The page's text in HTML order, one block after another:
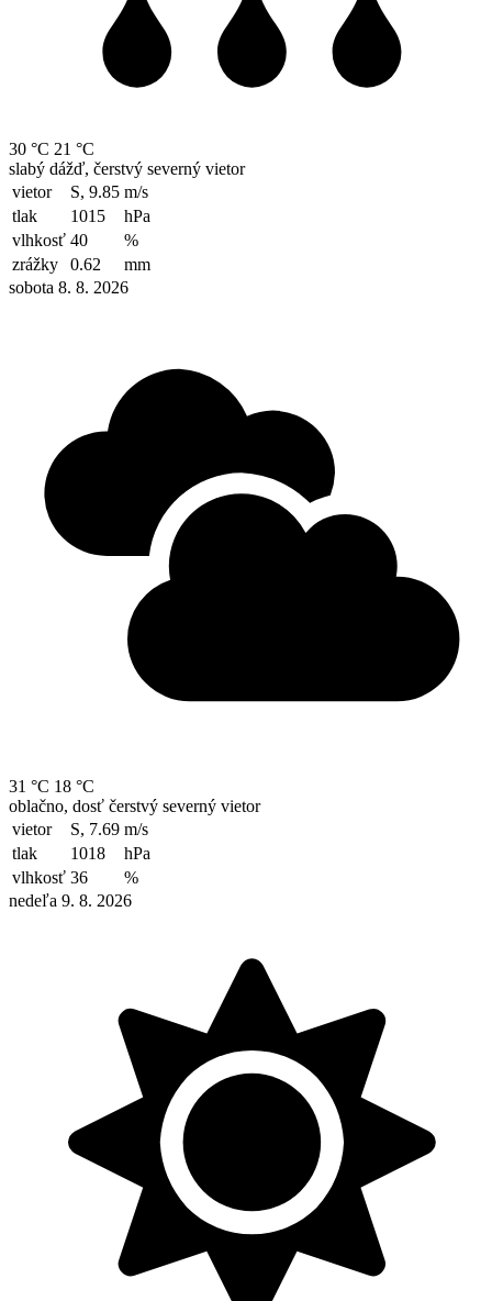
30 °C 21 °C
slabý dážď, čerstvý severný vietor
vietor
S, 9.85 m/s
tlak
1015
hPa
vlhkosť 40
%
zrážky
0.62
mm
sobota 8. 8. 2026
31 °C 18 °C
oblačno, dosť čerstvý severný vietor
vietor
S, 7.69 m/s
tlak
1018
hPa
vlhkosť 36
%
nedeľa 9. 8. 2026